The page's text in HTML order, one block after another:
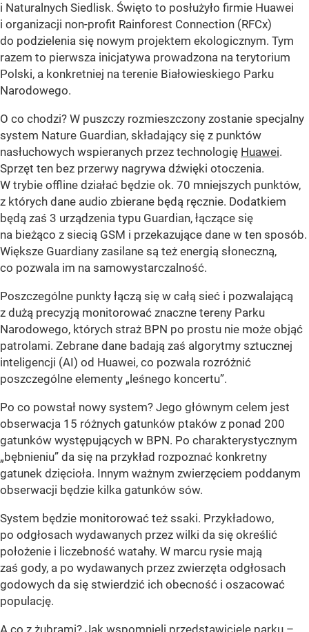
i Naturalnych Siedlisk. Święto to posłużyło firmie Huawei
i organizacji non-profit Rainforest Connection (RFCx)
do podzielenia się nowym projektem ekologicznym. Tym
razem to pierwsza inicjatywa prowadzona na terytorium
Polski, a konkretniej na terenie Białowieskiego Parku
Narodowego.
O co chodzi? W puszczy rozmieszczony zostanie specjalny
system Nature Guardian, składający się z punktów
nasłuchowych wspieranych przez technologię Huawei.
Sprzęt ten bez przerwy nagrywa dźwięki otoczenia.
W trybie offline działać będzie ok. 70 mniejszych punktów,
z których dane audio zbierane będą ręcznie. Dodatkiem
będą zaś 3 urządzenia typu Guardian, łączące się
na bieżąco z siecią GSM i przekazujące dane w ten sposób.
Większe Guardiany zasilane są też energią słoneczną,
co pozwala im na samowystarczalność.
Poszczególne punkty łączą się w całą sieć i pozwalającą
z dużą precyzją monitorować znaczne tereny Parku
Narodowego, których straż BPN po prostu nie może objąć
patrolami. Zebrane dane badają zaś algorytmy sztucznej
inteligencji (AI) od Huawei, co pozwala rozróżnić
poszczególne elementy „leśnego koncertu”.
Po co powstał nowy system? Jego głównym celem jest
obserwacja 15 różnych gatunków ptaków z ponad 200
gatunków występujących w BPN. Po charakterystycznym
„bębnieniu” da się na przykład rozpoznać konkretny
gatunek dzięcioła. Innym ważnym zwierzęciem poddanym
obserwacji będzie kilka gatunków sów.
System będzie monitorować też ssaki. Przykładowo,
po odgłosach wydawanych przez wilki da się określić
położenie i liczebność watahy. W marcu rysie mają
zaś gody, a po wydawanych przez zwierzęta odgłosach
godowych da się stwierdzić ich obecność i oszacować
populację.